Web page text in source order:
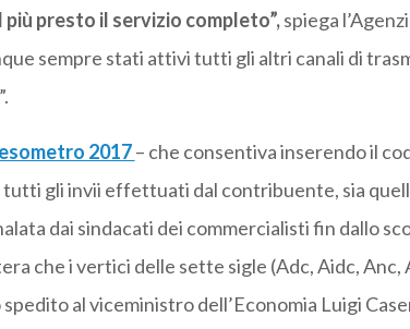
presto il servizio completo”,spiega
sempre stati attivi tutti gli altri canali di
2017– che consentiva inserendo il
gli invii effettuati dal contribuente, sia
dai sindacati dei commercialisti fin dallo
che i vertici delle sette sigle (Adc, Aidc, Anc,
al viceministro dell’Economia Luigi